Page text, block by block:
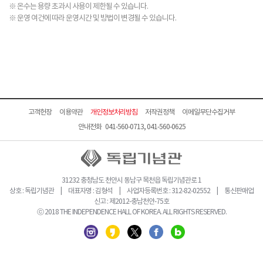
※ 온수는 용량 초과시 사용이 제한될 수 있습니다.
※ 운영 여건에 따라 운영시간 및 방법이 변경될 수 있습니다.
고객헌장 이용약관 개인정보처리방침 저작권정책
이메일무단수집거부
안내전화 041-560-0713, 041-560-0625
31232 충청남도 천안시 동남구 목천읍 독립기념관로 1
상호 : 독립기념관 | 대표자명 : 김형석 | 사업자등록번호 : 312-82-02552 | 통신판매업
신고 : 제2012-충남천안-75호
ⓒ 2018 THE INDEPENDENCE HALL OF KOREA. ALL RIGHTS RESERVED.